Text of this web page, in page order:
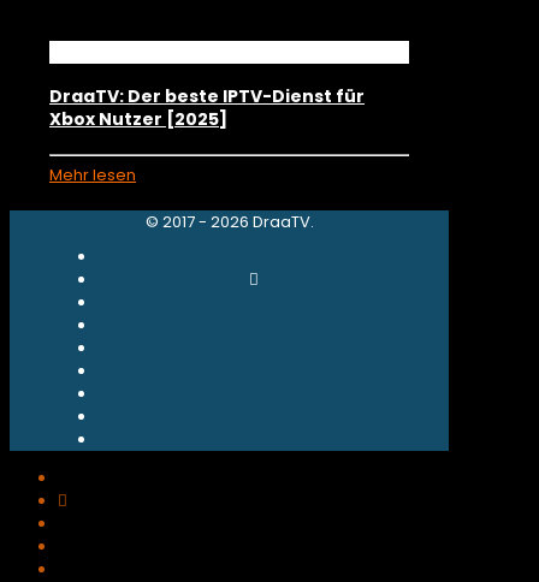
DraaTV: Der beste IPTV-Dienst für
Xbox Nutzer [2025]
Mehr lesen
© 2017 - 2026 DraaTV.